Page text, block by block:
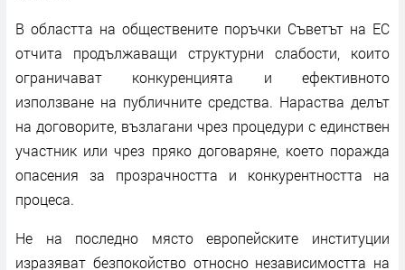
В областта на обществените поръчки Съветът на ЕС
отчита продължаващи структурни слабости, които
ограничават конкуренцията и ефективното
използване на публичните средства. Нараства делът
на договорите, възлагани чрез процедури с единствен
участник или чрез пряко договаряне, което поражда
опасения за прозрачността и конкурентността на
процеса.
Не на последно място европейските институции
изразяват безпокойство относно независимостта на